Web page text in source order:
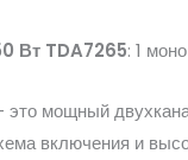
Вт TDA7265: 1 моно
мощный
включения и